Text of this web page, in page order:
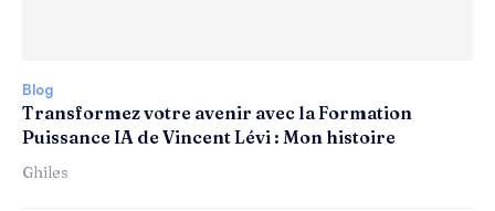
Blog
Transformez votre avenir avec la Formation
Puissance IA de Vincent Lévi : Mon histoire
Ghiles